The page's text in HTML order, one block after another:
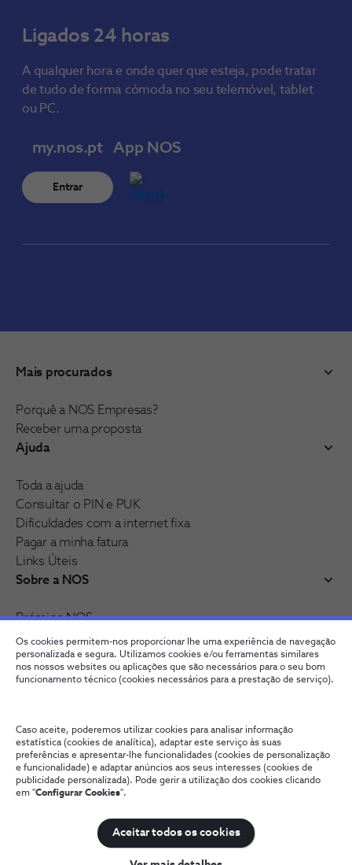
Os cookies permitem-nos proporcionar lhe uma experiência de navegação
personalizada e segura. Utilizamos cookies e/ou ferramentas similares
nos nossos websites ou aplicações que são necessários para o seu bom
funcionamento técnico (cookies necessários para a prestação de serviço).
Caso aceite, poderemos utilizar cookies para analisar informação
estatística (cookies de analítica), adaptar este serviço às suas
preferências e apresentar-lhe funcionalidades (cookies de personalização
e funcionalidade) e adaptar anúncios aos seus interesses (cookies de
publicidade personalizada). Pode gerir a utilização dos cookies clicando
em "Configurar Cookies".
Aceitar todos os cookies
Ligados 24 horas
A qualquer hora e onde quer que esteja, pode tratar
de tudo de forma cómoda no seu telemóvel, tablet
ou PC.
my.nos.pt
Entrar
App NOS
Mais procurados
Porquê a NOS Empresas?
Receber uma proposta
Ajuda
Toda a ajuda
Consultar o PIN e PUK
Dificuldades com a internet fixa
Pagar a minha fatura
Links Úteis
Sobre a NOS
Prémios NOS
Reconhecimentos e distinções
Junte-se à nossa rede
Qualidade de ServiçoWholesaleTermos e Condições